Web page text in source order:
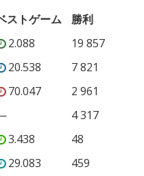
ストゲーム
勝利
2.088
19 857
20.538
7 821
70.047
2 961
4 317
3.438
48
29.083
459